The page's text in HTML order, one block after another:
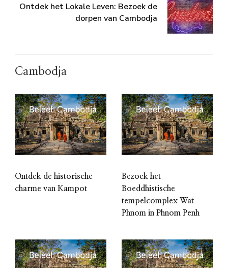
Ontdek het Lokale Leven: Bezoek de
dorpen van Cambodja
Cambodja
Ontdek de historische
charme van Kampot
Bezoek het
Boeddhistische
tempelcomplex Wat
Phnom in Phnom Penh